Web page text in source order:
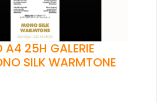
A4 25H GALERIE
SILK WARMTONE